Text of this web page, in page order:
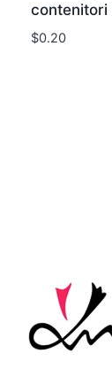
contenitori
$0.20